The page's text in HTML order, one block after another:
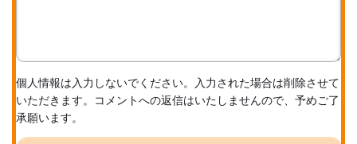
個人情報は入力しないでください。入力された場合は削除させて
いただきます。コメントへの返信はいたしませんので、予めご了
承願います。